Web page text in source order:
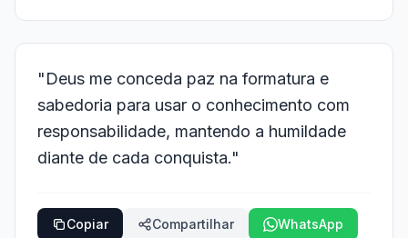
"Deus me conceda paz na formatura e
sabedoria para usar o conhecimento com
responsabilidade, mantendo a humildade
diante de cada conquista."
Copiar Compartilhar WhatsApp